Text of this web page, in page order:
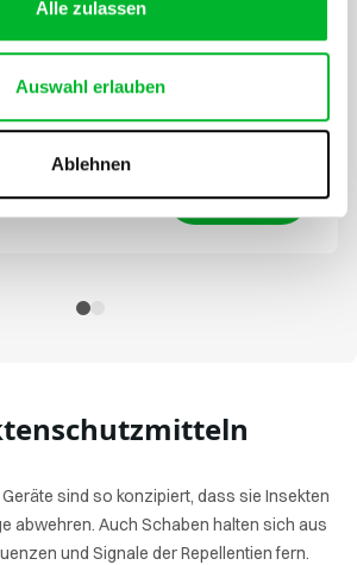
Alle zulassen
Auswahl erlauben
Ablehnen
morgen geliefert
sind so konzipiert, dass sie Insekten
abwehren. Auch Schaben halten sich aus
und Signale der Repellentien fern.